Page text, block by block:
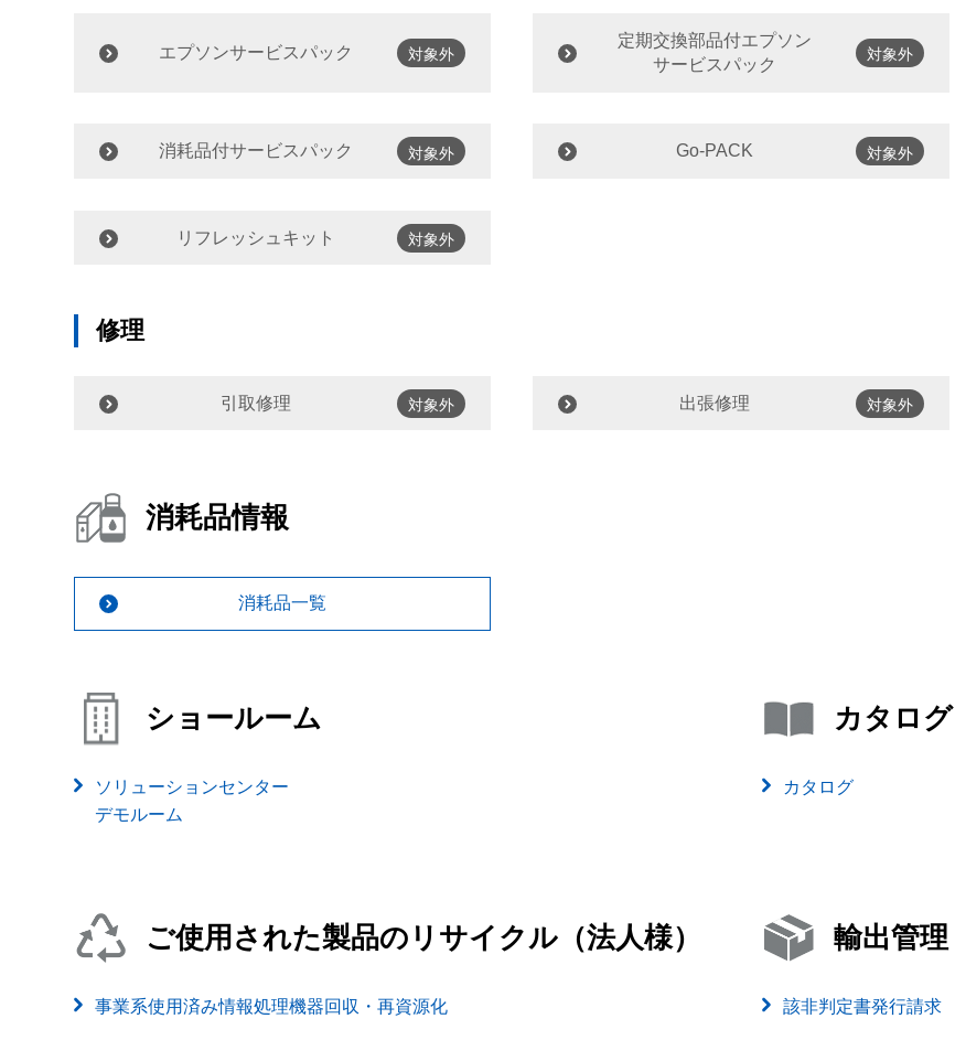
エプソンサービスパック 対象外
定期交換部品付エプソン
サービスパック
対象外
消耗品付サービスパック 対象外 Go-PACK 対象外
リフレッシュキット 対象外
修理
引取修理 対象外 出張修理 対象外
消耗品情報
消耗品一覧
ショールーム
ソリューションセンター
デモルーム
カタログ
カタログ
ご使用された製品のリサイクル（法人様）
事業系使用済み情報処理機器回収・再資源化
輸出管理
該非判定書発行請求